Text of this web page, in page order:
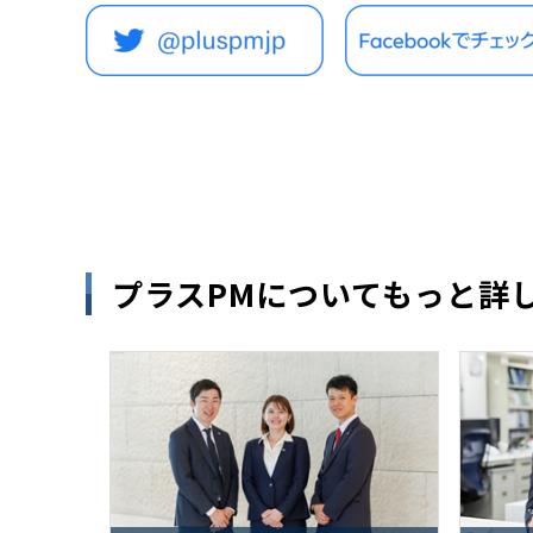
プラスPMについてもっと詳